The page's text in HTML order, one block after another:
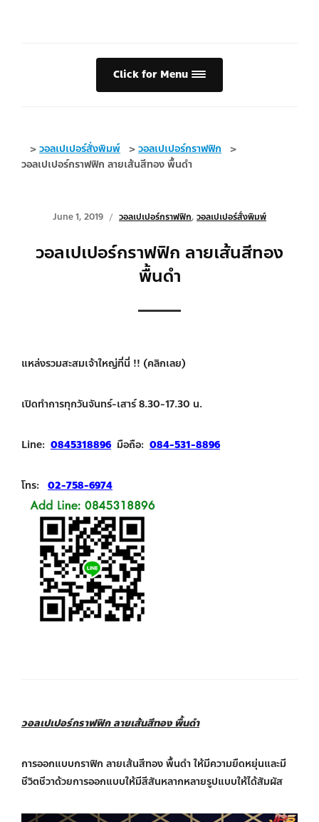
Click for Menu
>วอลเปเปอร์สั่งพิมพ์ >วอลเปเปอร์กราฟฟิก
>
วอลเปเปอร์กราฟฟิก ลายเส้นสีทอง พื้นดำ
June 1, 2019 วอลเปเปอร์กราฟฟิก, วอลเปเปอร์สั่งพิมพ์
วอลเปเปอร์กราฟฟิก ลายเส้นสีทอง
พื้นดำ
แหล่งรวมสะสมเจ้าใหญ่ที่นี่ !! (คลิกเลย)
เปิดทำการทุกวันจันทร์-เสาร์ 8.30-17.30 น.
Line: 0845318896 มือถือ: 084-531-8896
โทร: 02-758-6974
วอลเปเปอร์กราฟฟิก ลายเส้นสีทอง พื้นดำ
การออกแบบกราฟิก ลายเส้นสีทอง พื้นดำ ให้มีความยืดหยุ่นและมี
ชีวิตชีวาด้วยการออกแบบให้มีสีสันหลากหลายรูปแบบให้ได้สัมผัส